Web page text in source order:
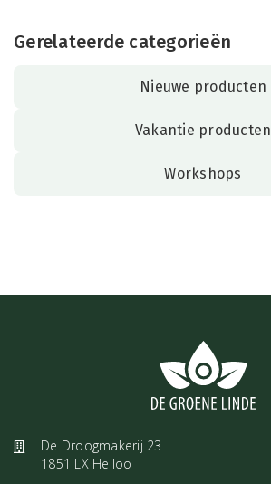
Gerelateerde categorieën
Nieuwe producten
Vakantie producten
Workshops
De Droogmakerij 23
1851 LX Heiloo